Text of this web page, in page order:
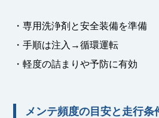
・専用洗浄剤と安全装備を準備
・手順は注入→循環運転
・軽度の詰まりや予防に有効
メンテ頻度の目安と走行条